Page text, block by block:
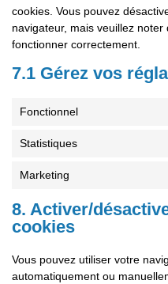
cookies. Vous pouvez
navigateur, mais veuillez
fonctionner correctement.
7.1 Gérez vos
Fonctionnel
Statistiques
Marketing
8. Activer/
cookies
Vous pouvez utiliser votre
automatiquement ou